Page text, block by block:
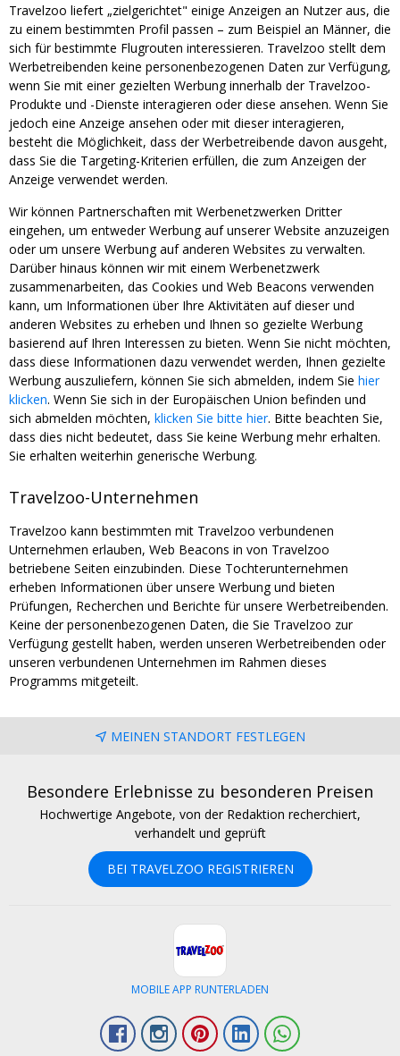
Travelzoo liefert „zielgerichtet" einige Anzeigen an Nutzer aus, die
zu einem bestimmten Profil passen – zum Beispiel an Männer, die
sich für bestimmte Flugrouten interessieren. Travelzoo stellt dem
Werbetreibenden keine personenbezogenen Daten zur Verfügung,
wenn Sie mit einer gezielten Werbung innerhalb der Travelzoo-
Produkte und -Dienste interagieren oder diese ansehen. Wenn Sie
jedoch eine Anzeige ansehen oder mit dieser interagieren,
besteht die Möglichkeit, dass der Werbetreibende davon ausgeht,
dass Sie die Targeting-Kriterien erfüllen, die zum Anzeigen der
Anzeige verwendet werden.
Wir können Partnerschaften mit Werbenetzwerken Dritter
eingehen, um entweder Werbung auf unserer Website anzuzeigen
oder um unsere Werbung auf anderen Websites zu verwalten.
Darüber hinaus können wir mit einem Werbenetzwerk
zusammenarbeiten, das Cookies und Web Beacons verwenden
kann, um Informationen über Ihre Aktivitäten auf dieser und
anderen Websites zu erheben und Ihnen so gezielte Werbung
basierend auf Ihren Interessen zu bieten. Wenn Sie nicht möchten,
dass diese Informationen dazu verwendet werden, Ihnen gezielte
Werbung auszuliefern, können Sie sich abmelden, indem Sie hier
klicken. Wenn Sie sich in der Europäischen Union befinden und
sich abmelden möchten, klicken Sie bitte hier. Bitte beachten Sie,
dass dies nicht bedeutet, dass Sie keine Werbung mehr erhalten.
Sie erhalten weiterhin generische Werbung.
Travelzoo-Unternehmen
Travelzoo kann bestimmten mit Travelzoo verbundenen
Unternehmen erlauben, Web Beacons in von Travelzoo
betriebene Seiten einzubinden. Diese Tochterunternehmen
erheben Informationen über unsere Werbung und bieten
Prüfungen, Recherchen und Berichte für unsere Werbetreibenden.
Keine der personenbezogenen Daten, die Sie Travelzoo zur
Verfügung gestellt haben, werden unseren Werbetreibenden oder
unseren verbundenen Unternehmen im Rahmen dieses
Programms mitgeteilt.
MEINEN STANDORT FESTLEGEN
Besondere Erlebnisse zu besonderen Preisen
Hochwertige Angebote, von der Redaktion recherchiert,
verhandelt und geprüft
BEI TRAVELZOO REGISTRIEREN
MOBILE APP RUNTERLADEN
FacebookInstagramPinterestLinkedIn